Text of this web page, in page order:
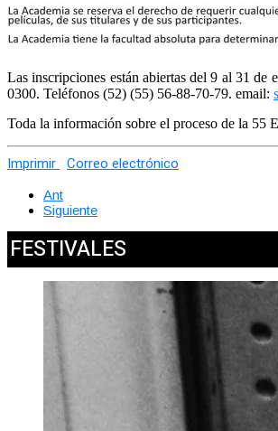
Las inscripciones están abiertas del 9 al 31
0300. Teléfonos (52) (55) 56-88-70-79. email:
Toda la información sobre el proceso de la 55
Imprimir Correo electrónico
Ant
Siguiente
FESTIVALES